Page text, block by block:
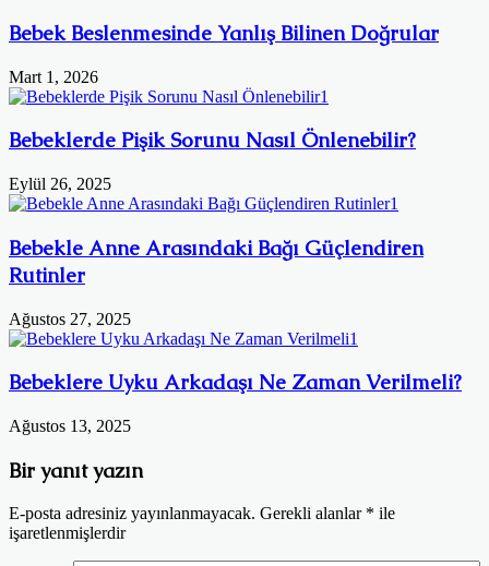
Bebek Beslenmesinde Yanlış Bilinen Doğrular
Mart 1, 2026
Bebeklerde Pişik Sorunu Nasıl Önlenebilir?
Eylül 26, 2025
Bebekle Anne Arasındaki Bağı Güçlendiren
Rutinler
Ağustos 27, 2025
Bebeklere Uyku Arkadaşı Ne Zaman Verilmeli?
Ağustos 13, 2025
Bir yanıt yazın
E-posta adresiniz yayınlanmayacak. Gerekli alanlar * ile
işaretlenmişlerdir